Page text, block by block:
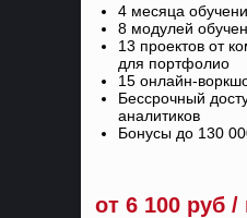
4 месяца
8 модулей
13 проектов от
для портфолио
15 онлайн-
Бессрочный
аналитиков
Бонусы до 130
от 6 100 руб /